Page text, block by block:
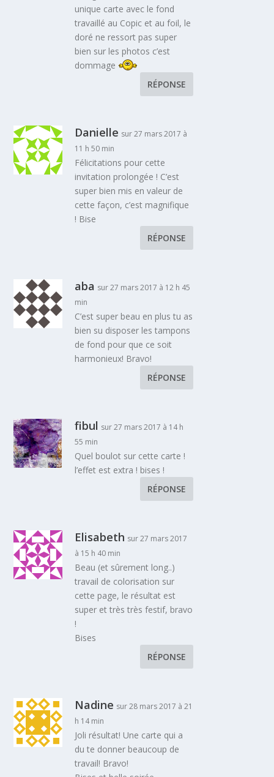
unique carte avec le fond
travaillé au Copic et au foil, le
doré ne ressort pas super
bien sur les photos c’est
dommage
RÉPONSE
Danielle sur 27 mars 2017 à
11 h 50 min
Félicitations pour cette
invitation prolongée ! C’est
super bien mis en valeur de
cette façon, c’est magnifique
! Bise
RÉPONSE
aba sur 27 mars 2017 à 12 h 45
min
C’est super beau en plus tu as
bien su disposer les tampons
de fond pour que ce soit
harmonieux! Bravo!
RÉPONSE
fibul sur 27 mars 2017 à 14 h
55 min
Quel boulot sur cette carte !
l’effet est extra ! bises !
RÉPONSE
Elisabeth sur 27 mars 2017
à 15 h 40 min
Beau (et sûrement long..)
travail de colorisation sur
cette page, le résultat est
super et très très festif, bravo
!
Bises
RÉPONSE
Nadine sur 28 mars 2017 à 21
h 14 min
Joli résultat! Une carte qui a
du te donner beaucoup de
travail! Bravo!